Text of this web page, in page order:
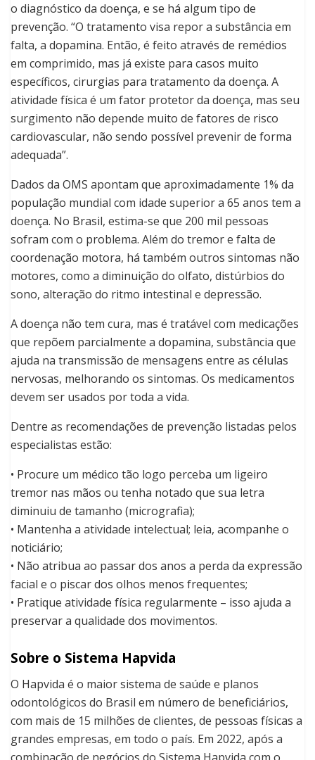
o diagnóstico da doença, e se há algum tipo de
prevenção. “O tratamento visa repor a substância em
falta, a dopamina. Então, é feito através de remédios
em comprimido, mas já existe para casos muito
específicos, cirurgias para tratamento da doença. A
atividade física é um fator protetor da doença, mas seu
surgimento não depende muito de fatores de risco
cardiovascular, não sendo possível prevenir de forma
adequada”.
Dados da OMS apontam que aproximadamente 1% da
população mundial com idade superior a 65 anos tem a
doença. No Brasil, estima-se que 200 mil pessoas
sofram com o problema. Além do tremor e falta de
coordenação motora, há também outros sintomas não
motores, como a diminuição do olfato, distúrbios do
sono, alteração do ritmo intestinal e depressão.
A doença não tem cura, mas é tratável com medicações
que repõem parcialmente a dopamina, substância que
ajuda na transmissão de mensagens entre as células
nervosas, melhorando os sintomas. Os medicamentos
devem ser usados por toda a vida.
Dentre as recomendações de prevenção listadas pelos
especialistas estão:
• Procure um médico tão logo perceba um ligeiro
tremor nas mãos ou tenha notado que sua letra
diminuiu de tamanho (micrografia);
• Mantenha a atividade intelectual; leia, acompanhe o
noticiário;
• Não atribua ao passar dos anos a perda da expressão
facial e o piscar dos olhos menos frequentes;
• Pratique atividade física regularmente – isso ajuda a
preservar a qualidade dos movimentos.
Sobre o Sistema Hapvida
O Hapvida é o maior sistema de saúde e planos
odontológicos do Brasil em número de beneficiários,
com mais de 15 milhões de clientes, de pessoas físicas a
grandes empresas, em todo o país. Em 2022, após a
combinação de negócios do Sistema Hapvida com o